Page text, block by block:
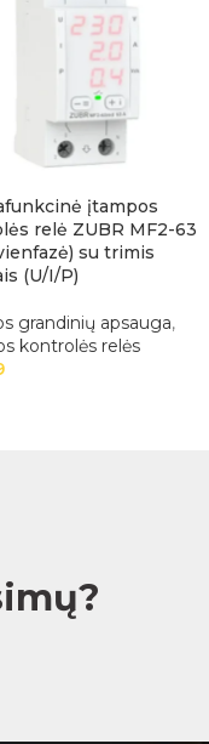
įtampos
relė ZUBR MF2-63
su trimis
(U/I/P)
grandinių apsauga,
kontrolės relės